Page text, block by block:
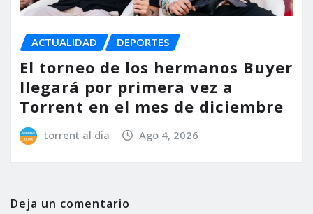
ACTUALIDAD DEPORTES
El torneo de los hermanos Buyer
llegará por primera vez a
Torrent en el mes de diciembre
torrent al dia Ago 4, 2026
Deja un comentario